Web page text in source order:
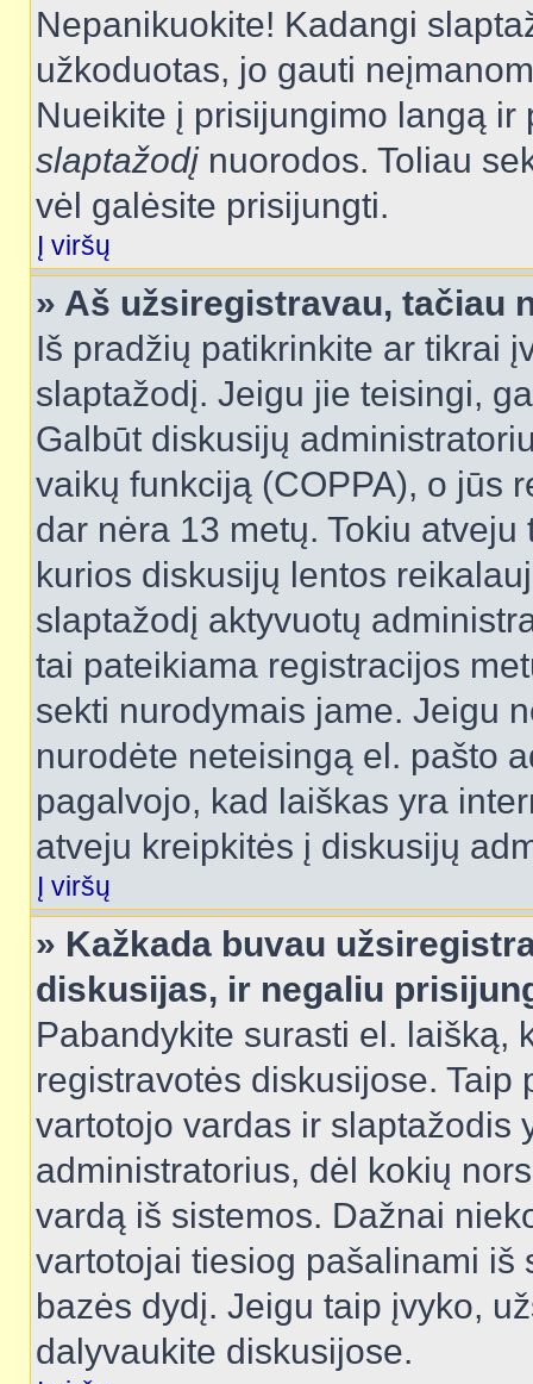
Nepanikuokite! Kadangi
užkoduotas, jo gauti
Nueikite į prisijungimo langą
slaptažodįnuorodos. Toliau
vėl galėsite prisijungti.
Į viršų
» Aš užsiregistravau, tačiau
Iš pradžių patikrinkite ar tikrai
slaptažodį. Jeigu jie teisingi,
Galbūt diskusijų
vaikų funkciją (COPPA), o jūs
dar nėra 13 metų. Tokiu
kurios diskusijų lentos
slaptažodį aktyvuotų
tai pateikiama registracijos
sekti nurodymais jame. Jeigu
nurodėte neteisingą el. pašto
pagalvojo, kad laiškas yra
atveju kreipkitės į diskusijų
Į viršų
» Kažkada buvau
diskusijas, ir negaliu
Pabandykite surasti el. laišką,
registravotės diskusijose.
vartotojo vardas ir slaptažodis
administratorius, dėl kokių
vardą iš sistemos. Dažnai
vartotojai tiesiog pašalinami iš
bazės dydį. Jeigu taip įvyko,
dalyvaukite diskusijose.